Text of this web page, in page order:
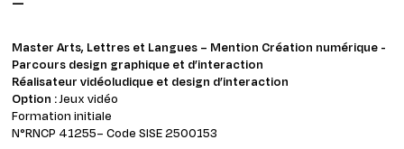
Master Arts, Lettres et Langues – Mention Création numérique -
Parcours design graphique et d’interaction
Réalisateur vidéoludique et design d’interaction
Option :Jeux vidéo
Formation initiale
N°RNCP 41255– Code SISE 2500153